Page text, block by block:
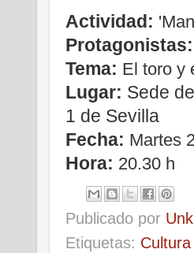
Actividad:
Protagonistas:
Tema: El toro y
Lugar: Sede
1 de Sevilla
Fecha: Martes
Hora: 20.30 h
Publicado por
Etiquetas: Cultura